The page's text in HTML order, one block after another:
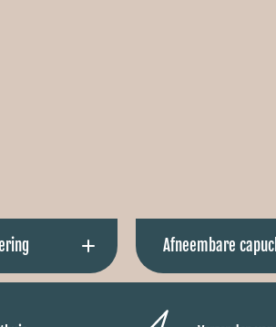
Bepaal zelf of je de
Afneembare